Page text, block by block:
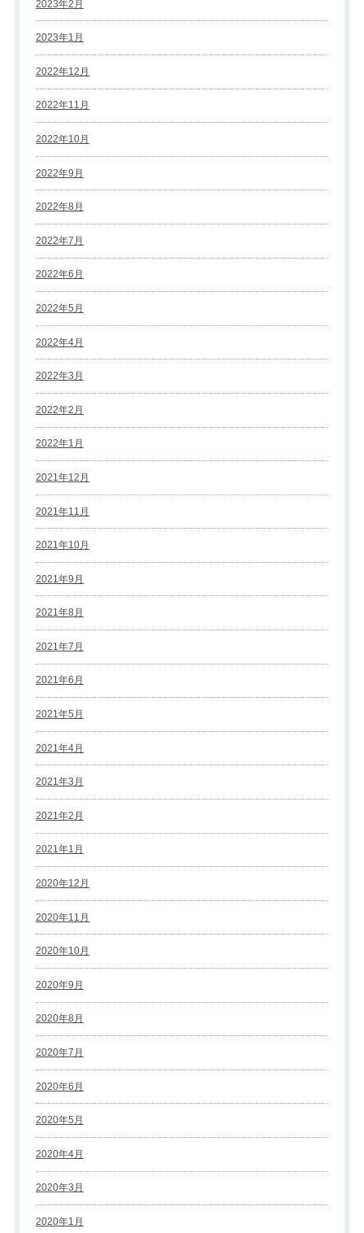
2023年2月
2023年1月
2022年12月
2022年11月
2022年10月
2022年9月
2022年8月
2022年7月
2022年6月
2022年5月
2022年4月
2022年3月
2022年2月
2022年1月
2021年12月
2021年11月
2021年10月
2021年9月
2021年8月
2021年7月
2021年6月
2021年5月
2021年4月
2021年3月
2021年2月
2021年1月
2020年12月
2020年11月
2020年10月
2020年9月
2020年8月
2020年7月
2020年6月
2020年5月
2020年4月
2020年3月
2020年1月